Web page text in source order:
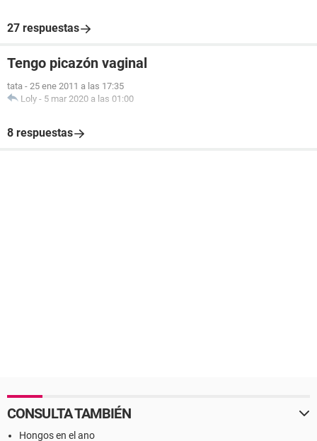
27 respuestas
Tengo picazón vaginal
tata - 25 ene 2011 a las 17:35
Loly - 5 mar 2020 a las 01:00
8 respuestas
CONSULTA TAMBIÉN
Hongos en el ano